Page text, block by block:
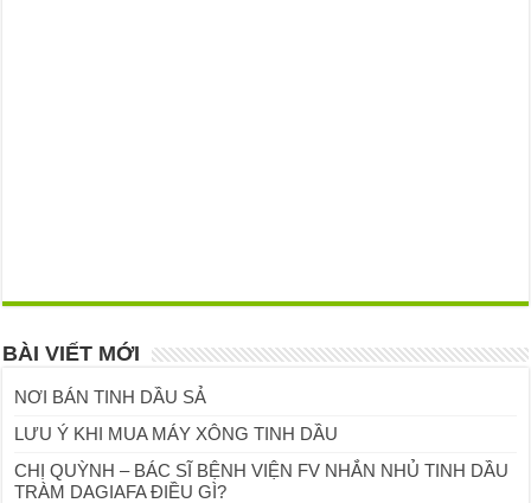
BÀI VIẾT MỚI
NƠI BÁN TINH DẦU SẢ
LƯU Ý KHI MUA MÁY XÔNG TINH DẦU
CHỊ QUỲNH – BÁC SĨ BỆNH VIỆN FV NHẮN NHỦ TINH DẦU
TRÀM DAGIAFA ĐIỀU GÌ?